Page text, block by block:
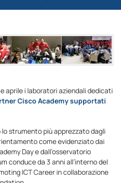
aprile i laboratori aziendali dedicati
Cisco Academy supportati
strumento più apprezzato dagli
come evidenziato dai
Day e dall’osservatorio
conduce da 3 anni all’interno del
ICT Career in collaborazione